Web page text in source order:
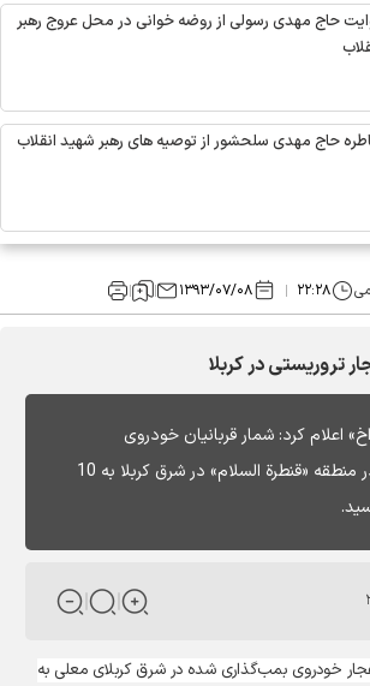
حاج مهدی رسولی از روضه خوانی در محل عروج رهبر
حاج مهدی سلحشور از توصیه های رهبر شهید انقلاب
۲۲:۲۸ ۱۳۹۳/۰۷/۰۸
تروریستی در کربلا
اعلام کرد: شمار قربانیان خودروی
بمب‌گذاری شده در منطقه «قنطرة السلام» در شرق کربلا به 10
خودروی بمب‌گذاری شده در شرق کربلای معلی به